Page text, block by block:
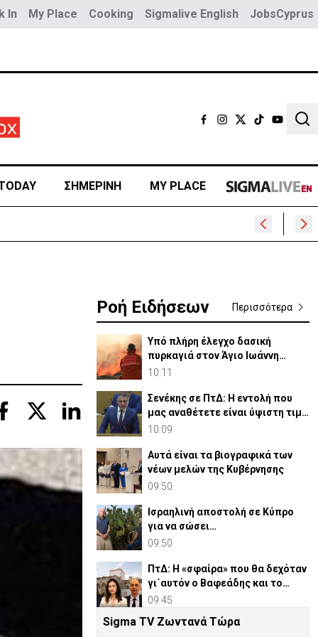
In My Place Cooking Sigmalive English JobsCyprus
ΣΗΜΕΡΙΝΗ MY PLACE
Ροή Ειδήσεων Περισσότερα
Υπό πλήρη έλεγχο δασική
πυρκαγιά στον Άγιο Ιωάννη
Μαλούντας
10:11
Σενέκης σε ΠτΔ: Η εντολή που
μας αναθέτετε είναι ύψιστη τιμή
αλλά και ευθύνη
10:09
Αυτά είναι τα βιογραφικά των
νέων μελών της Κυβέρνησης
09:50
Ισραηλινή αποστολή σε Κύπρο
για να σώσει
παπουτσοσυκιές-«Θα
09:50
ΠτΔ: Η «σφαίρα» που θα δεχόταν
γι΄αυτόν ο Βαφεάδης και το
χαμόγελο Παναγιώτου
09:45
ΠτΔ προς νέα μέλη Κυβέρνησης:
Sigma TV Ζωντανά Τώρα